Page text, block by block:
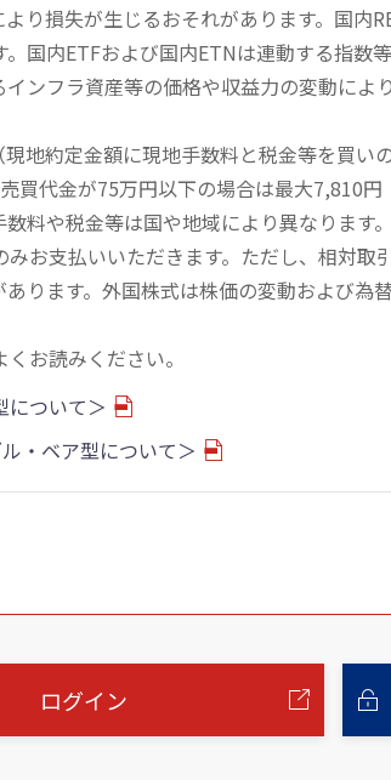
り損失が生じるおそれがあります。国内
国内ETFおよび国内ETNは連動する指数
ンフラ資産等の価格や収益力の変動によ
地約定金額に現地手数料と税金等を買い
買代金が75万円以下の場合は最大7,810円
料や税金等は国や地域により異なります
お支払いいただきます。ただし、相対取
ります。外国株式は株価の変動および為
お読みください。
について＞
・ベア型について＞
ログイン